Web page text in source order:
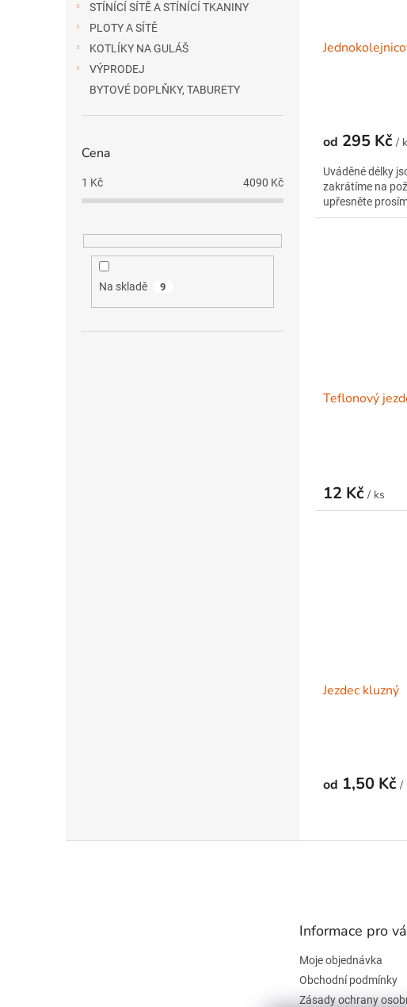
STÍNÍCÍ SÍTĚ A STÍNÍCÍ TKANINY
PLOTY A SÍTĚ
KOTLÍKY NA GULÁŠ
VÝPRODEJ
BYTOVÉ DOPLŇKY, TABURETY
Cena
1 Kč 4090 Kč
Na skladě 9
od 295 Kč /
Uváděné délky
zakrátíme na
upřesněte
Teflonový
12 Kč / ks
Jezdec kluzný
od 1,50 Kč /
Informace pro
Moje objednávka
Obchodní podmínky
Zásady ochrany